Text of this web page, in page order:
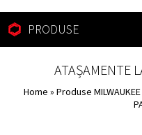
PRODUSE
ATAȘAMENTE
Home » Produse MILWAUKEE